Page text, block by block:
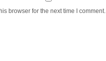
browser for the next time I comment.